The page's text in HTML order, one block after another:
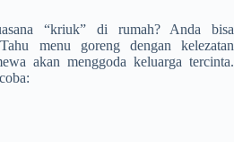
“kriuk” di rumah? Anda bisa
menu goreng dengan kelezatan
akan menggoda keluarga tercinta.